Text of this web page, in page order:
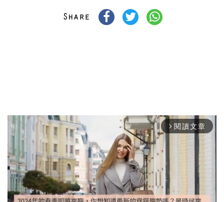
arrow_forward_ios 閱讀文章